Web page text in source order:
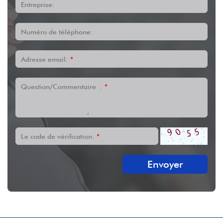
Entreprise:
Numéro de téléphone:
Adresse email: *
Question/Commentaire : *
Le code de vérification: *
Envoyer